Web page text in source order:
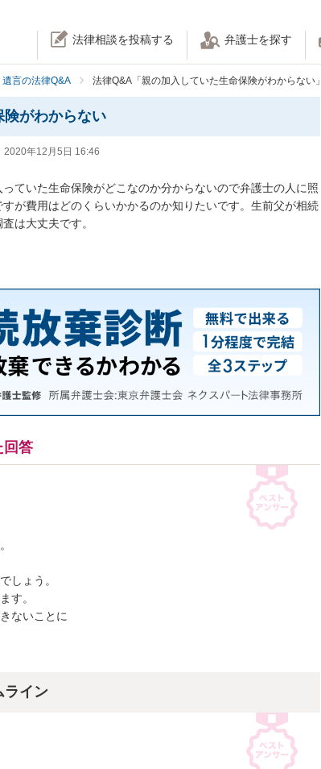
法律相談を投稿する 弁護士を探す
遺言の法律Q&A 法律Q&A「親の加入していた生命保険がわからない」
がわからない
2020年12月5日 16:46
ていた生命保険がどこなのか分からないので弁護士の人に照
が費用はどのくらいかかるのか知りたいです。生前父が相続
は大丈夫です。
回答
しょう。
す。
ないことに
ライン